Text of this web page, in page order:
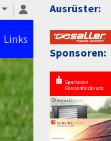
Ausrüster:
Sponsoren:
Links